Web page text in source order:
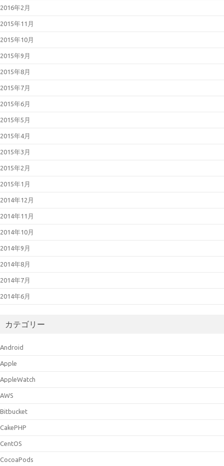
2016年2月
2015年11月
2015年10月
2015年9月
2015年8月
2015年7月
2015年6月
2015年5月
2015年4月
2015年3月
2015年2月
2015年1月
2014年12月
2014年11月
2014年10月
2014年9月
2014年8月
2014年7月
2014年6月
カテゴリー
Android
Apple
AppleWatch
AWS
Bitbucket
CakePHP
CentOS
CocoaPods